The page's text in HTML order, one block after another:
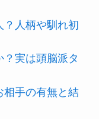
？人柄や馴れ初
実は頭脳派タ
相手の有無と結